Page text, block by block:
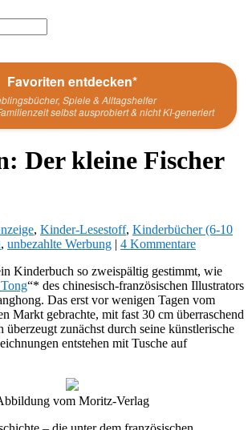
Favoriten entdecken*
Spiele & Alltagshelfer
selbst ausprobiert & nicht KI-generiert
Der kleine Fischer
, Kinder-Lesestoff, Kinderbücher (6-10
, unbezahlte Werbung | 4 Kommentare
Kinderbuch so zweispältig gestimmt, wie
“* des chinesisch-französischen Illustrators
Das erst vor wenigen Tagen vom
Markt gebrachte, mit fast 30 cm überraschend
überzeugt zunächst durch seine künstlerische
entstehen mit Tusche auf
vom Moritz-Verlag